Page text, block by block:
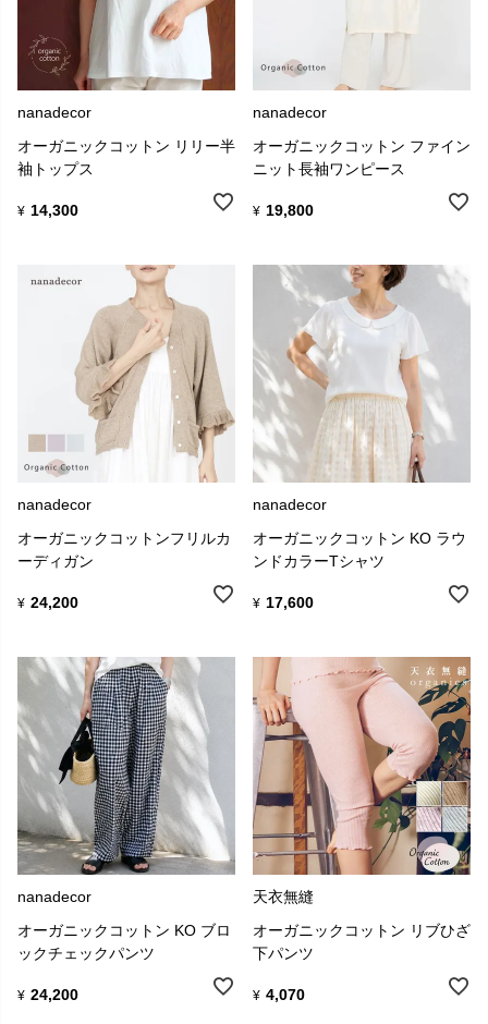
nanadecor
オーガニックコットン リリー半
袖トップス
¥ 14,300
nanadecor
オーガニックコットン ファイン
ニット長袖ワンピース
¥ 19,800
nanadecor
オーガニックコットンフリルカ
ーディガン
¥ 24,200
nanadecor
オーガニックコットン KO ラウ
ンドカラーTシャツ
¥ 17,600
nanadecor
オーガニックコットン KO ブロ
ックチェックパンツ
¥ 24,200
天衣無縫
オーガニックコットン リブひざ
下パンツ
¥ 4,070